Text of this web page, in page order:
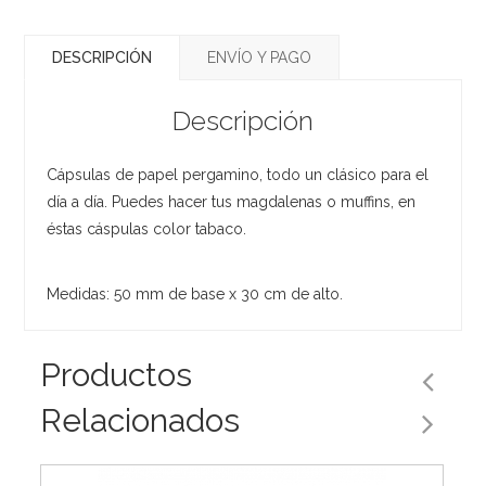
DESCRIPCIÓN ENVÍO Y PAGO
Descripción
Cápsulas de papel pergamino, todo un clásico para el
día a día. Puedes hacer tus magdalenas o muffins, en
éstas cáspulas color tabaco.
Medidas: 50 mm de base x 30 cm de alto.
Productos
Relacionados